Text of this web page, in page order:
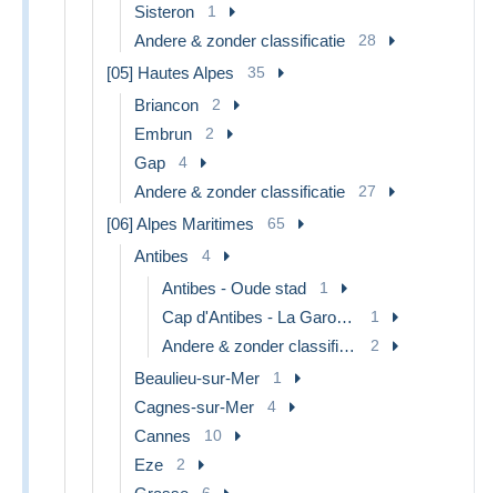
Sisteron 1
Andere & zonder classificatie 28
[05] Hautes Alpes 35
Briancon 2
Embrun 2
Gap 4
Andere & zonder classificatie 27
[06] Alpes Maritimes 65
Antibes 4
Antibes - Oude stad 1
Cap d'Antibes - La Garoupe 1
Andere & zonder classificatie 2
Beaulieu-sur-Mer 1
Cagnes-sur-Mer 4
Cannes 10
Eze 2